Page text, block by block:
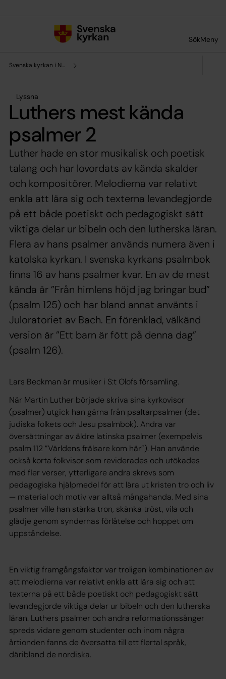
SökMeny
Svenska kyrkan i Norrköping
Lyssna
Luthers mest kända
psalmer 2
Luther hade en stor musikalisk och poetisk
talang och har lovordats av kända skalder
och kompositörer. Melodierna var relativt
enkla att lära sig och texterna levandegjorde
på ett både poetiskt och pedagogiskt sätt
viktiga delar ur bibeln och den lutherska läran.
Flera av hans psalmer används numera även i
katolska kyrkan. I svenska kyrkans psalmbok
finns 16 av hans psalmer kvar. En av de mest
kända är ”Från himlens höjd jag bringar bud”
(psalm 125) och har bland annat använts i
Juloratoriet av Bach. En förenklad, välkänd
version är ”Ett barn är fött på denna dag”
(psalm 126).
Lars Beckman är musiker i S:t Olofs församling.
När Martin Luther började skriva sina kyrkovisor
(psalmer) utgick han gärna från psaltarpsalmer (det
judiska folkets och Jesu psalmbok). Andra var
översättningar av äldre latinska psalmer (exempelvis
psalm 112 ”Världens frälsare kom här”). Han använde
också korta folkvisor som reviderades och utökades
med fler verser, ytterligare andra skrevs som
pedagogiska hjälpmedel för att lära ut kristen tro och liv
— material och motiv var alltså mångahanda. Med sina
psalmer ville han stärka tron, skänka tröst, vila och
glädje genom syndernas förlåtelse och hoppet om
uppståndelse.
En viktig framgångsfaktor var troligen kombinationen av
att melodierna var relativt enkla att lära sig och att
texterna på ett både poetiskt och pedagogiskt sätt
levandegjorde viktiga delar ur bibeln och den lutherska
läran. Luthers psalmer och andra reformationssånger
spreds vidare genom studenter och inom några
årtionden fanns de översatta till ett flertal språk,
däribland de nordiska.